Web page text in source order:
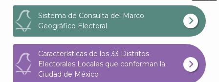
Sistema de Consulta del Marco
Geográfico Electoral
Características de los 33 Distritos
Electorales Locales que conforman la
Ciudad de México